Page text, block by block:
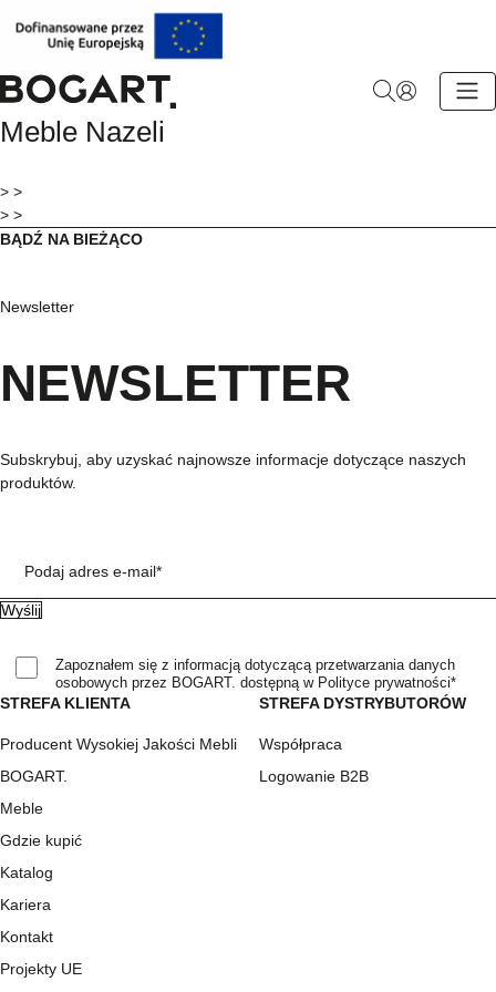
BOGART.
-
główna
Meble Nazeli
> >
> >
STREFA KLIENTA
Producent Wysokiej Jakości Mebli
BOGART.
Meble
Gdzie kupić
Katalog
Kariera
Kontakt
Projekty UE
STREFA DYSTRYBUTORÓW
Współpraca
Logowanie B2B
BĄDŹ NA BIEŻĄCO
Newsletter
NEWSLETTER
Subskrybuj, aby uzyskać najnowsze informacje dotyczące naszych
produktów.
Podaj adres e-mail*
Zapoznałem się z informacją dotyczącą przetwarzania danych
osobowych przez BOGART. dostępną w Polityce prywatności*